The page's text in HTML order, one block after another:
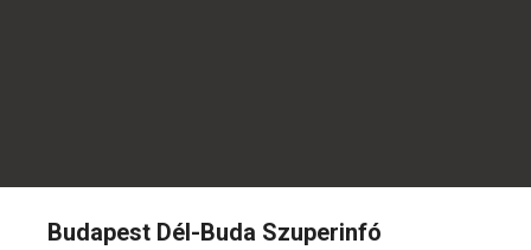
Budapest Dél-Buda Szuperinfó